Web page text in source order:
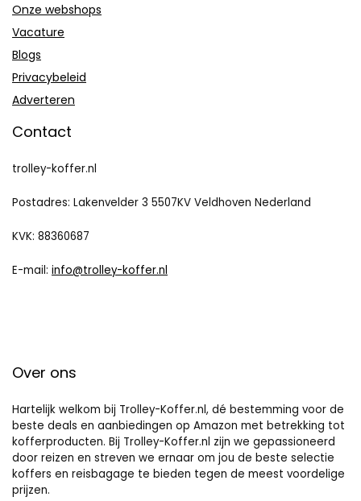
Onze webshops
Vacature
Blogs
Privacybeleid
Adverteren
Contact
trolley-koffer.nl
Postadres: Lakenvelder 3 5507KV Veldhoven Nederland
KVK: 88360687
E-mail: info@trolley-koffer.nl
Over ons
Hartelijk welkom bij Trolley-Koffer.nl, dé bestemming voor de
beste deals en aanbiedingen op Amazon met betrekking tot
kofferproducten. Bij Trolley-Koffer.nl zijn we gepassioneerd
door reizen en streven we ernaar om jou de beste selectie
koffers en reisbagage te bieden tegen de meest voordelige
prijzen.